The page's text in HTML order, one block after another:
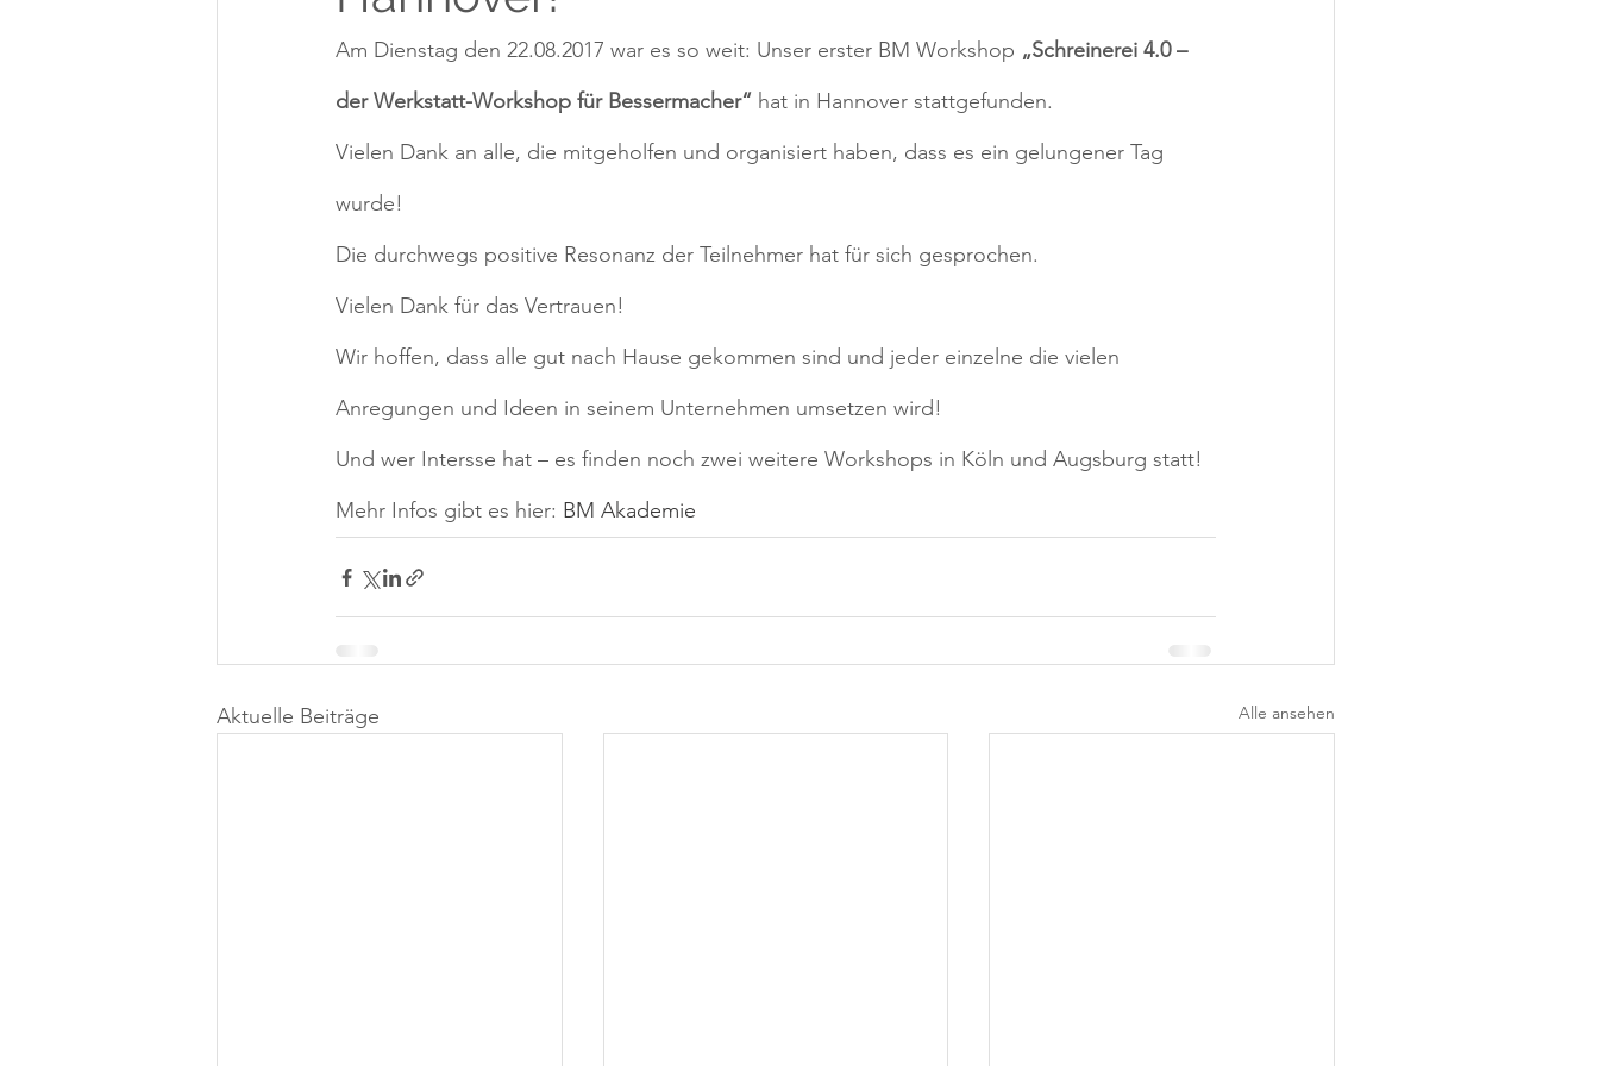
Am Dienstag den 22.08.2017 war es so weit: Unser erster BM Workshop „Schreinerei 4.0 –
der Werkstatt-Workshop für Bessermacher“ hat in Hannover stattgefunden.
Vielen Dank an alle, die mitgeholfen und organisiert haben, dass es ein gelungener Tag
wurde!
Die durchwegs positive Resonanz der Teilnehmer hat für sich gesprochen.
Vielen Dank für das Vertrauen!
Wir hoffen, dass alle gut nach Hause gekommen sind und jeder einzelne die vielen
Anregungen und Ideen in seinem Unternehmen umsetzen wird!
Und wer Intersse hat – es finden noch zwei weitere Workshops in Köln und Augsburg statt!
Mehr Infos gibt es hier: BM Akademie
Aktuelle Beiträge Alle ansehen